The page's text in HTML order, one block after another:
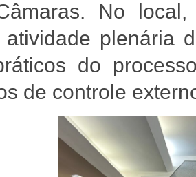
No
plenária
do
de controle